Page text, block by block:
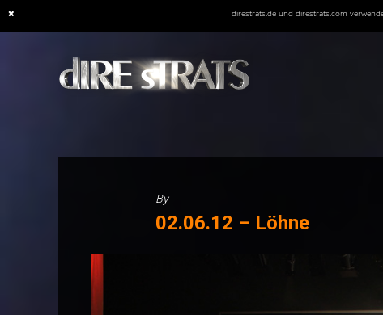
direstrats.de und direstrats.com
By
02.06.12 – Löhne